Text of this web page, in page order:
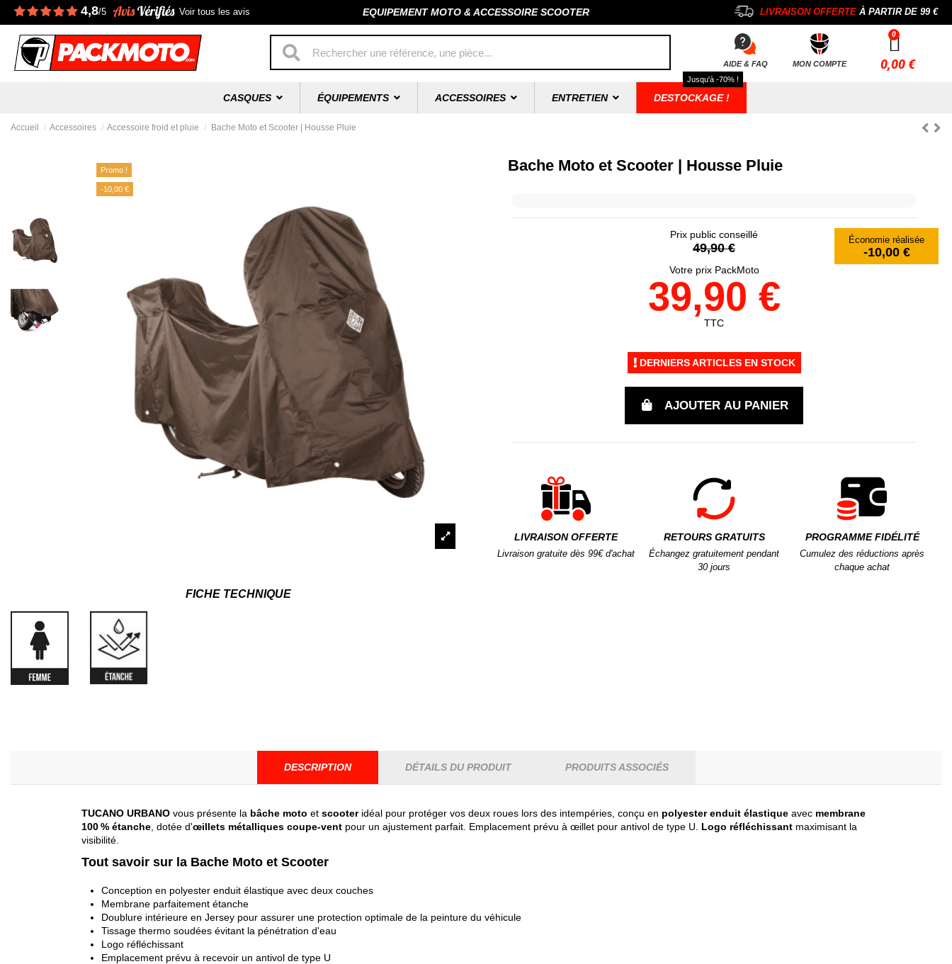
4,8/5 Voir tous les avis EQUIPEMENT MOTO & ACCESSOIRE SCOOTER LIVRAISON OFFERTEÀ PARTIR DE 99 €
AIDE & FAQ MON COMPTE 0,00 €
CASQUES ÉQUIPEMENTS ACCESSOIRES ENTRETIEN DESTOCKAGE !
Jusqu'à -70% !
Accueil Accessoires Accessoire froid et pluie Bache Moto et Scooter | Housse Pluie
Promo !
-10,00 €
FICHE TECHNIQUE
Bache Moto et Scooter | Housse Pluie
Prix public conseillé
49,90 €
Économie réalisée
-10,00 €
Votre prix PackMoto
39,90 €
TTC
DERNIERS ARTICLES EN STOCK
AJOUTER AU PANIER
LIVRAISON OFFERTE
Livraison gratuite dès 99€ d'achat
RETOURS GRATUITS
Échangez gratuitement pendant
30 jours
PROGRAMME FIDÉLITÉ
Cumulez des réductions après
chaque achat
DESCRIPTION DÉTAILS DU PRODUIT PRODUITS ASSOCIÉS
TUCANO URBANO vous présente la bâche moto et scooteridéal pour protéger vos deux roues lors des intempéries, conçu en polyester enduit élastique avec membrane
100 % étanche , dotée d'œillets métalliques coupe-vent pour un ajustement parfait. Emplacement prévu à œillet pour antivol de type U. Logo réfléchissant maximisant la
visibilité.
Tout savoir sur la Bache Moto et Scooter
Conception en polyester enduit élastique avec deux couches
Membrane parfaitement étanche
Doublure intérieure en Jersey pour assurer une protection optimale de la peinture du véhicule
Tissage thermo soudées évitant la pénétration d'eau
Logo réfléchissant
Emplacement prévu à recevoir un antivol de type U